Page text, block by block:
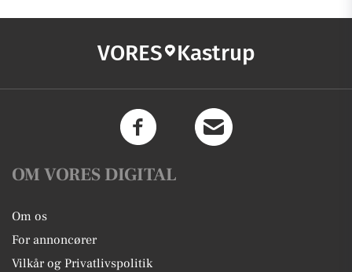
VORES Kastrup
OM VORES DIGITAL
Om os
For annoncører
Vilkår og Privatlivspolitik